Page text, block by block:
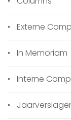
“Na
dus voor
Ger en
de
punt uit
Externe
In Memoriam
Interne